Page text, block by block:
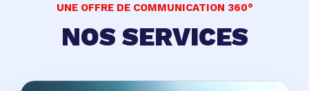
UNE OFFRE DE COMMUNICATION 360°
NOS SERVICES